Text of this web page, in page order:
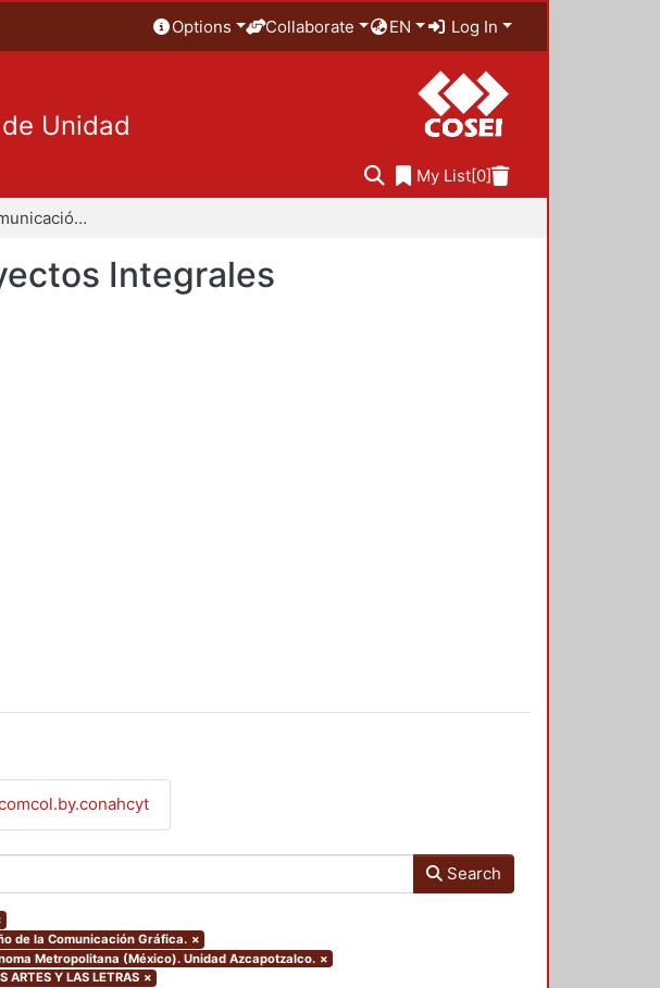
Options Collaborate EN Log In
Unidad
My List[0]
Diseño de la Comunicación Gráfica - Proyectos Integrales
Integrales
Search
de la Comunicación Gráfica. ×
Metropolitana (México). Unidad Azcapotzalco. ×
Y LAS LETRAS ×